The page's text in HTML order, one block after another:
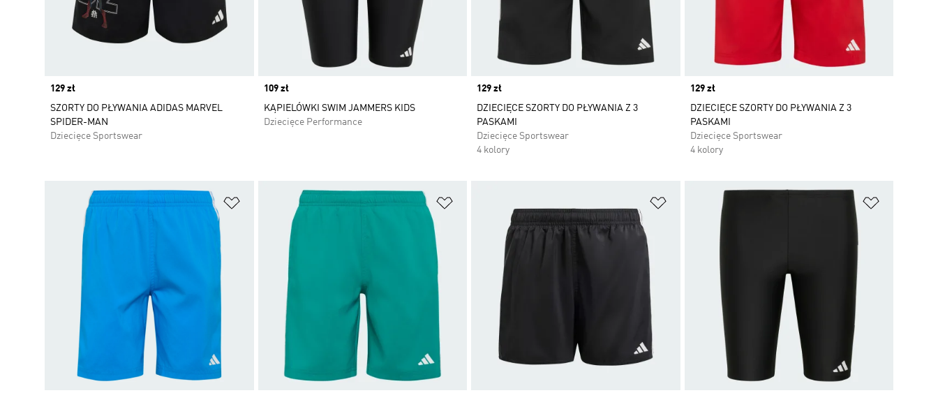
Price
129 zł
SZORTY DO PŁYWANIA ADIDAS MARVEL
SPIDER-MAN
Dziecięce Sportswear
Price
109 zł
KĄPIELÓWKI SWIM JAMMERS KIDS
Dziecięce Performance
Price
129 zł
DZIECIĘCE SZORTY DO PŁYWANIA Z 3
PASKAMI
Dziecięce Sportswear
4 kolory
Price
129 zł
DZIECIĘCE SZORTY DO PŁYWANIA Z 3
PASKAMI
Dziecięce Sportswear
4 kolory
Dodaj do listy życzeń Dodaj do listy życzeń